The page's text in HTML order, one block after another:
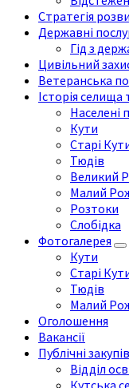
Стратегія
Державні
Гід з
Цивільний
Ветеранська
Історія селища
Населені
Кути
Старі
Тюдів
Великий
Малий
Розтоки
Слобідка
Фотогалерея
Кути
Старі
Тюдів
Малий
Оголошення
Вакансії
Публічні
Відділ
Кутська